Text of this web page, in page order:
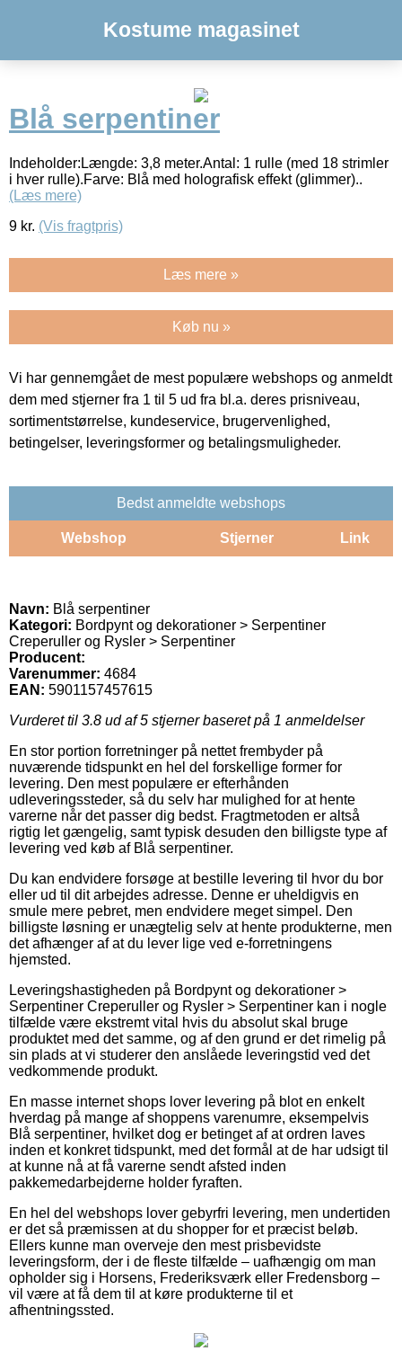
Kostume magasinet
Blå serpentiner
Indeholder:Længde: 3,8 meter.Antal: 1 rulle (med 18 strimler
i hver rulle).Farve: Blå med holografisk effekt (glimmer)..
(Læs mere)
9 kr. (Vis fragtpris)
Læs mere »
Køb nu »
Vi har gennemgået de mest populære webshops og anmeldt
dem med stjerner fra 1 til 5 ud fra bl.a. deres prisniveau,
sortimentstørrelse, kundeservice, brugervenlighed,
betingelser, leveringsformer og betalingsmuligheder.
Bedst anmeldte webshops
Webshop Stjerner Link
Navn: Blå serpentiner
Kategori: Bordpynt og dekorationer > Serpentiner
Creperuller og Rysler > Serpentiner
Producent:
Varenummer: 4684
EAN: 5901157457615
Vurderet til 3.8 ud af 5 stjerner baseret på 1 anmeldelser
En stor portion forretninger på nettet frembyder på
nuværende tidspunkt en hel del forskellige former for
levering. Den mest populære er efterhånden
udleveringssteder, så du selv har mulighed for at hente
varerne når det passer dig bedst. Fragtmetoden er altså
rigtig let gængelig, samt typisk desuden den billigste type af
levering ved køb af Blå serpentiner.
Du kan endvidere forsøge at bestille levering til hvor du bor
eller ud til dit arbejdes adresse. Denne er uheldigvis en
smule mere pebret, men endvidere meget simpel. Den
billigste løsning er unægtelig selv at hente produkterne, men
det afhænger af at du lever lige ved e-forretningens
hjemsted.
Leveringshastigheden på Bordpynt og dekorationer >
Serpentiner Creperuller og Rysler > Serpentiner kan i nogle
tilfælde være ekstremt vital hvis du absolut skal bruge
produktet med det samme, og af den grund er det rimelig på
sin plads at vi studerer den anslåede leveringstid ved det
vedkommende produkt.
En masse internet shops lover levering på blot en enkelt
hverdag på mange af shoppens varenumre, eksempelvis
Blå serpentiner, hvilket dog er betinget af at ordren laves
inden et konkret tidspunkt, med det formål at de har udsigt til
at kunne nå at få varerne sendt afsted inden
pakkemedarbejderne holder fyraften.
En hel del webshops lover gebyrfri levering, men undertiden
er det så præmissen at du shopper for et præcist beløb.
Ellers kunne man overveje den mest prisbevidste
leveringsform, der i de fleste tilfælde – uafhængig om man
opholder sig i Horsens, Frederiksværk eller Fredensborg –
vil være at få dem til at køre produkterne til et
afhentningssted.